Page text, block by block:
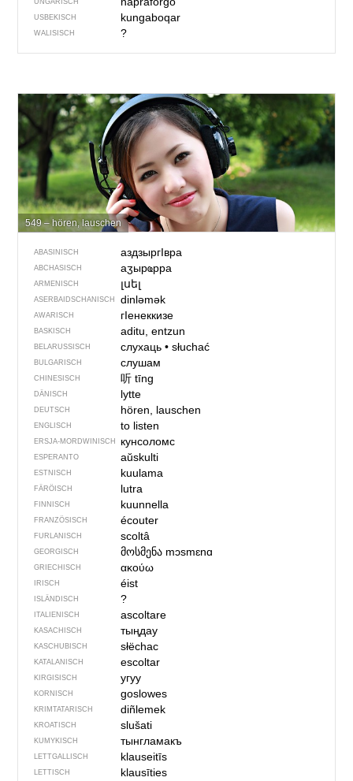
UNGARISCH
USBEKISCH kungaboqar
WALISISCH ?
549 – hören, lauschen
ABASINISCH аздзыр­гIвра
ABCHASISCH аӡырҩрра
ARMENISCH լսել
ASERBAIDSCHANISCH dinləmək
AWARISCH гIенеккизе
BASKISCH aditu, entzun
BELARUSSISCH слухаць• słuchać
BULGARISCH слушам
CHINESISCH 听tīng
DÄNISCH lytte
DEUTSCH hören, lauschen
ENGLISCH to listen
ERSJA-MORDWINISCH кунсоломс
ESPERANTO aŭskulti
ESTNISCH kuulama
FÄRÖISCH lutra
FINNISCH kuunnella
FRANZÖSISCH écouter
FURLANISCH scoltâ
GEORGISCH მოსმენა mɔsmɛnɑ
GRIECHISCH ακούω
IRISCH éist
ISLÄNDISCH ?
ITALIENISCH ascoltare
KASACHISCH тыңдау
KASCHUBISCH słëchac
KATALANISCH escoltar
KIRGISISCH угуу
KORNISCH goslowes
KRIMTATARISCH diñlemek
KROATISCH slušati
KUMYKISCH тынгламакъ
LETTGALLISCH klauseitīs
LETTISCH klausīties